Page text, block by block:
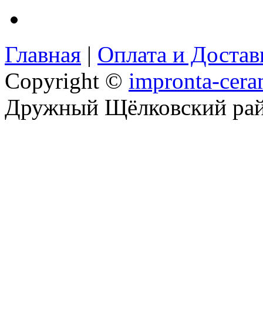
Главная | Оплата и
Copyright © impronta-
Дружный Щёлковский